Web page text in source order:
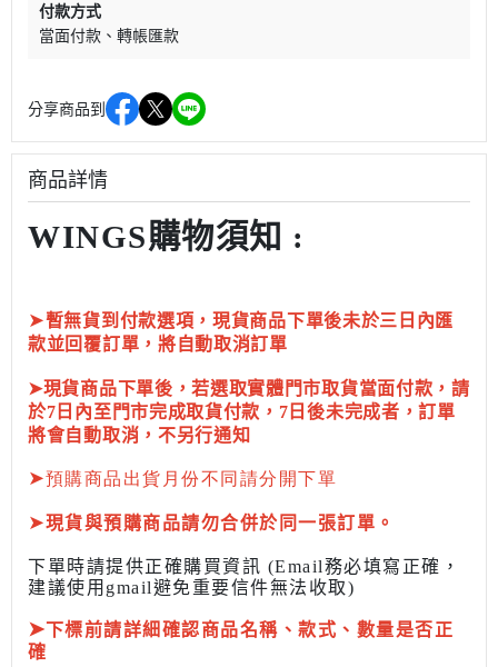
付款方式
當面付款
轉帳匯款
分享商品到
商品詳情
WINGS購物須知 :
➤暫無貨到付款選項，現貨商品下單後未於三日內匯
款並回覆訂單，將自動取消訂單
➤現貨商品下單後，若選取實體門市取貨當面付款，請
於7日內至門市完成取貨付款，7日後未完成者，訂單
將會自動取消，不另行通知
➤預購商品出貨月份不同請分開下單
➤現貨與預購商品請勿合併於同一張訂單。
下單時請提供正確購買資訊 (Email務必填寫正確，
建議使用gmail避免重要信件無法收取)
➤下標前請詳細確認商品名稱、款式、數量是否正
確